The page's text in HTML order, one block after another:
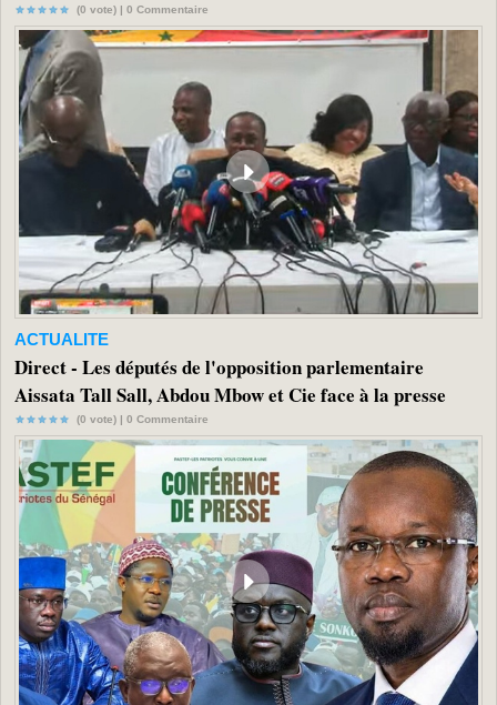
(0 vote) | 0 Commentaire
ACTUALITE
Direct - Les députés de l'opposition parlementaire
Aissata Tall Sall, Abdou Mbow et Cie face à la presse
(0 vote) | 0 Commentaire